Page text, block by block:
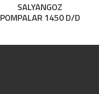
SALYANGOZ
POMPALAR 1450 D/D